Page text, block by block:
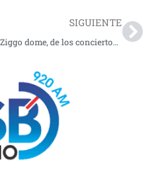
SIGUIENTE
Ziggo dome, de los conciertos más emblemáticos de BTR